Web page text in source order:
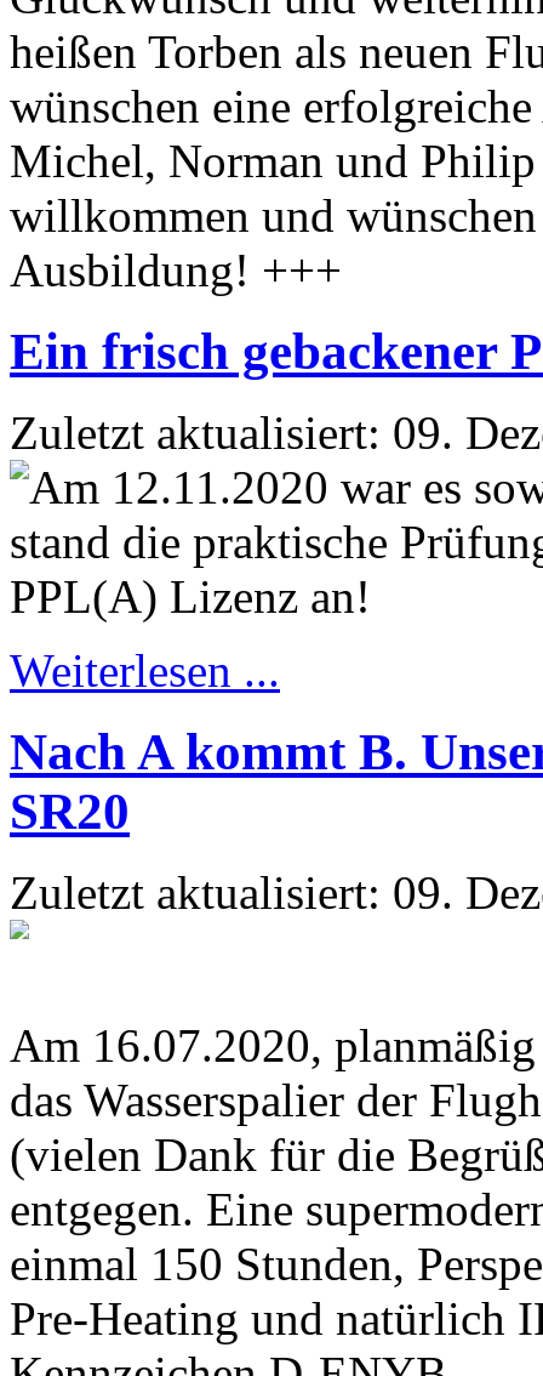
Ein frisch gebackener
Zuletzt aktualisiert: 09.
Weiterlesen ...
Nach A kommt B.
SR20
Zuletzt aktualisiert: 09.
Am 16.07.2020,
das Wasserspalier der
(vielen Dank für die
entgegen. Eine
einmal 150 Stunden,
Pre-Heating und natürlich